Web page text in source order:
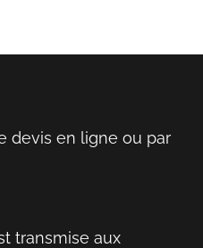
devis en ligne ou par
transmise aux